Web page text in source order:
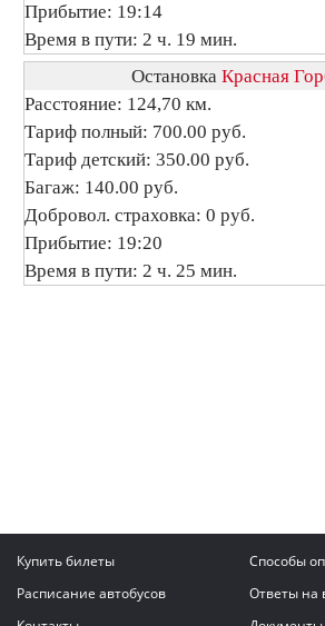
Прибытие: 19:14
Время в пути: 2 ч. 19 мин.
Остановка Красная
Расстояние: 124,70 км.
Тариф полный: 700.00 руб.
Тариф детский: 350.00 руб.
Багаж: 140.00 руб.
Добровол. страховка: 0 руб.
Прибытие: 19:20
Время в пути: 2 ч. 25 мин.
Купить билеты
Способы
Расписание автобусов
Ответы на